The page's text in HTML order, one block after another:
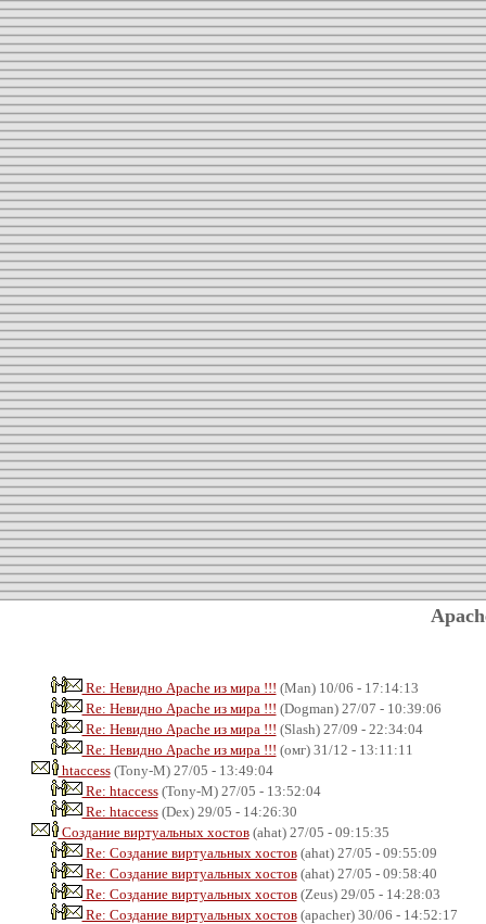
Re: Невидно Apache из мира !!! (Man) 10/06 - 17:14:13
Re: Невидно Apache из мира !!! (Dogman) 27/07 - 10:39:06
Re: Невидно Apache из мира !!! (Slash) 27/09 - 22:34:04
Re: Невидно Apache из мира !!! (омг) 31/12 - 13:11:11
htaccess(Tony-M) 27/05 - 13:49:04
Re: htaccess(Tony-M) 27/05 - 13:52:04
Re: htaccess(Dex) 29/05 - 14:26:30
Создание виртуальных хостов(ahat) 27/05 - 09:15:35
Re: Создание виртуальных хостов(ahat) 27/05 - 09:55:09
Re: Создание виртуальных хостов(ahat) 27/05 - 09:58:40
Re: Создание виртуальных хостов(Zeus) 29/05 - 14:28:03
Re: Создание виртуальных хостов(apacher) 30/06 - 14:52:17